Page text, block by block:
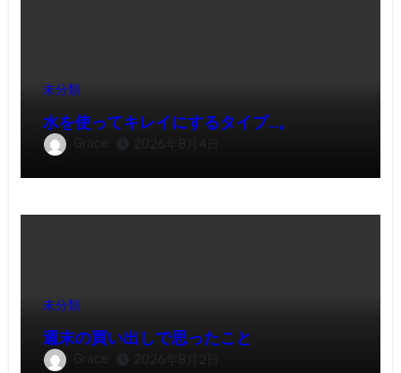
未分類
水を使ってキレイにするタイプ…。
Grace 2026年8月4日
未分類
週末の買い出しで思ったこと
Grace 2026年8月2日